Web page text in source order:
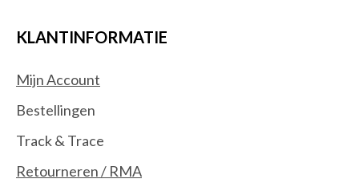
KLANTINFORMATIE
Mijn Account
Bestellingen
Track & Trace
Retourneren / RMA